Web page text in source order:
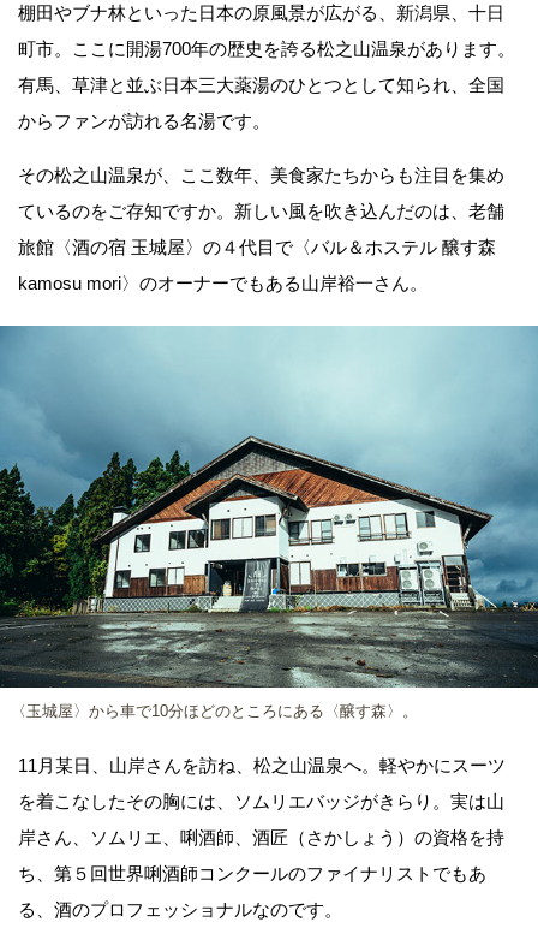
棚田やブナ林といった日本の原風景が広がる、新潟県、十日
町市。ここに開湯700年の歴史を誇る松之山温泉があります。
有馬、草津と並ぶ日本三大薬湯のひとつとして知られ、全国
からファンが訪れる名湯です。
その松之山温泉が、ここ数年、美食家たちからも注目を集め
ているのをご存知ですか。新しい風を吹き込んだのは、老舗
旅館〈酒の宿 玉城屋〉の４代目で〈バル＆ホステル 醸す森
kamosu mori〉のオーナーでもある山岸裕一さん。
〈玉城屋〉から車で10分ほどのところにある〈醸す森〉。
11月某日、山岸さんを訪ね、松之山温泉へ。軽やかにスーツ
を着こなしたその胸には、ソムリエバッジがきらり。実は山
岸さん、ソムリエ、唎酒師、酒匠（さかしょう）の資格を持
ち、第５回世界唎酒師コンクールのファイナリストでもあ
る、酒のプロフェッショナルなのです。